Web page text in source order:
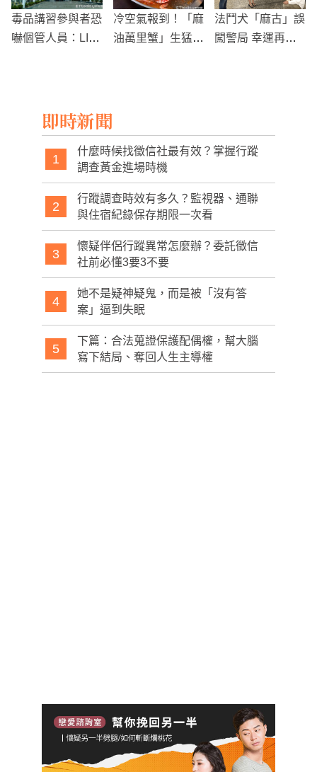
毒品講習參與者恐
嚇個管人員：LIN
冷空氣報到！「麻
油萬里蟹」生猛海
法鬥犬「麻古」誤
闖警局 幸運再遇
即時新聞
1
什麼時候找徵信社最有效？掌握行蹤
調查黃金進場時機
2
行蹤調查時效有多久？監視器、通聯
與住宿紀錄保存期限一次看
3
懷疑伴侶行蹤異常怎麼辦？委託徵信
社前必懂3要3不要
4
她不是疑神疑鬼，而是被「沒有答
案」逼到失眠
5
下篇：合法蒐證保護配偶權，幫大腦
寫下結局、奪回人生主導權